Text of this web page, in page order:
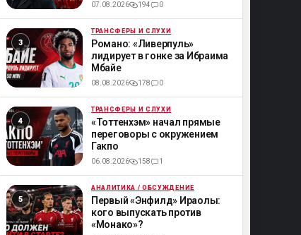
07.08.2026 194 0
ML ТРАНСФЕРЫ И СЛУХИ
Романо: «Ливерпуль»
лидирует в гонке за Ибраима
Мбайе
08.08.2026 178 0
ML ТРАНСФЕРЫ И СЛУХИ
«Тоттенхэм» начал прямые
переговоры с окружением
Гакпо
06.08.2026 158 1
ML АНАЛИТИКА / ОБСУЖДЕНИЕ
Первый «Энфилд» Ираолы:
кого выпускать против
«Монако»?